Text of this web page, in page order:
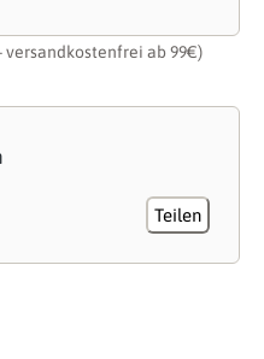
versandkostenfrei ab 99€)
Teilen